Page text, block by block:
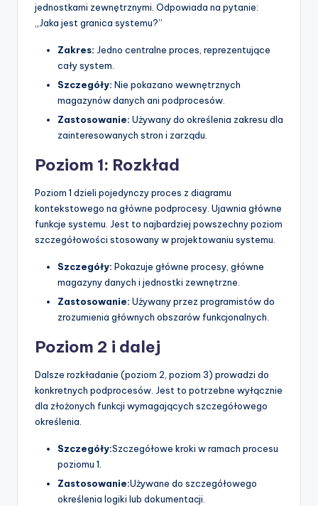
jednostkami zewnętrznymi. Odpowiada na pytanie:
„Jaka jest granica systemu?”
Zakres: Jedno centralne proces, reprezentujące
cały system.
Szczegóły: Nie pokazano wewnętrznych
magazynów danych ani podprocesów.
Zastosowanie: Używany do określenia zakresu dla
zainteresowanych stron i zarządu.
Poziom 1: Rozkład
Poziom 1 dzieli pojedynczy proces z diagramu
kontekstowego na główne podprocesy. Ujawnia główne
funkcje systemu. Jest to najbardziej powszechny poziom
szczegółowości stosowany w projektowaniu systemu.
Szczegóły: Pokazuje główne procesy, główne
magazyny danych i jednostki zewnętrzne.
Zastosowanie: Używany przez programistów do
zrozumienia głównych obszarów funkcjonalnych.
Poziom 2 i dalej
Dalsze rozkładanie (poziom 2, poziom 3) prowadzi do
konkretnych podprocesów. Jest to potrzebne wyłącznie
dla złożonych funkcji wymagających szczegółowego
określenia.
Szczegóły:Szczegółowe kroki w ramach procesu
poziomu 1.
Zastosowanie:Używane do szczegółowego
określenia logiki lub dokumentacji.